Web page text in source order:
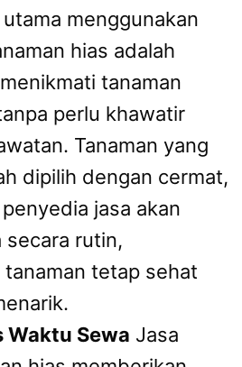
menggunakan
hias adalah
tanaman
perlu khawatir
Tanaman yang
dipilih dengan cermat,
jasa akan
secara rutin,
tetap sehat
Sewa Jasa